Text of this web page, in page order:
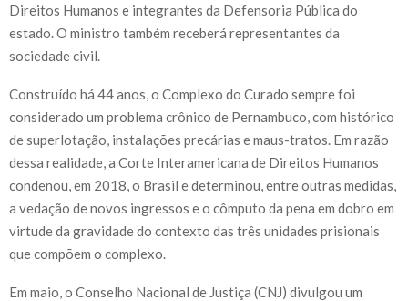
Direitos Humanos e integrantes da Defensoria Pública do
estado. O ministro também receberá representantes da
sociedade civil.
Construído há 44 anos, o Complexo do Curado sempre foi
considerado um problema crônico de Pernambuco, com histórico
de superlotação, instalações precárias e maus-tratos. Em razão
dessa realidade, a Corte Interamericana de Direitos Humanos
condenou, em 2018, o Brasil e determinou, entre outras medidas,
a vedação de novos ingressos e o cômputo da pena em dobro em
virtude da gravidade do contexto das três unidades prisionais
que compõem o complexo.
Em maio, o Conselho Nacional de Justiça (CNJ) divulgou um